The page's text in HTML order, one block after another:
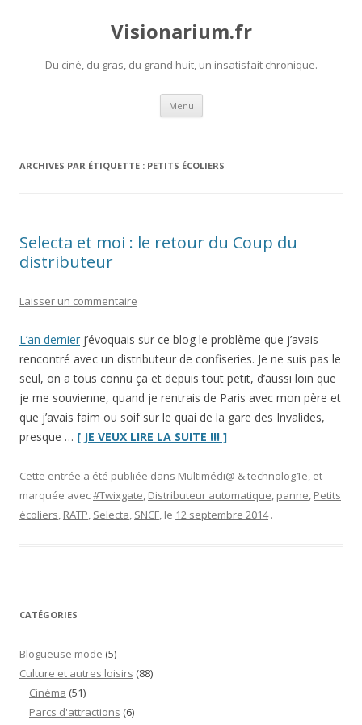
Visionarium.fr
Du ciné, du gras, du grand huit, un insatisfait chronique.
Menu Aller
contenu
ARCHIVES PAR ÉTIQUETTE : PETITS ÉCOLIERS
Selecta et moi : le retour du Coup du
distributeur
Laisser un commentaire
L’an dernier j’évoquais sur ce blog le problème que j’avais
rencontré avec un distributeur de confiseries. Je ne suis pas le
seul, on a tous connu ça et depuis tout petit, d’aussi loin que
je me souvienne, quand je rentrais de Paris avec mon père et
que j’avais faim ou soif sur le quai de la gare des Invalides,
presque … [ JE VEUX LIRE LA SUITE !!! ]“Selecta
moi
:
le
Cette entrée a été publiée dans Multimédi@ & technolog1e, et
marquée avec#Twixgate, Distributeur automatique, panne, Petits
écoliers, RATP, Selecta, SNCF, le 12 septembre 2014 .
CATÉGORIES
Blogueuse mode (5)
Culture et autres loisirs (88)
Cinéma (51)
Parcs d'attractions (6)